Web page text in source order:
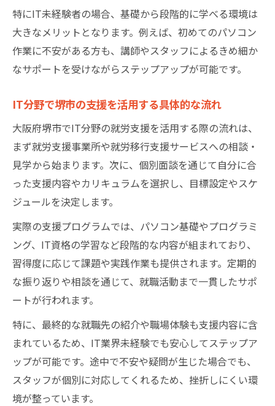
自分に合うIT就労支援の選び方ガイド
IT分野で合う就労支援事業所の見極め方
IT就職を目指す方のための支援プログラム
ITスキル向上に適した支援の選択ポイント
IT初心者が重視するべきサポート内容とは
IT就労支援の口コミや体験談を活かす方法
堺市のIT分野で安定就職を実現する鍵
IT分野で堺市の就労支援を活かす成功法則
IT就職後の定着率向上に役立つ支援とは
IT業界で長期就業を目指すための支援体制
IT未経験者が安定就職を実現するポイント
IT支援活用で堺市のキャリアが広がる理由
実践的なITスキルを身につける重要性
IT仕事現場で役立つ実践的スキルの習得方
法
IT分野の就労支援で身につくスキル一覧
ITパソコン作業を通じた就職力アップの秘
訣
特にIT未経験者の場合、基礎から段階的に学べる環境は
大きなメリットとなります。例えば、初めてのパソコン
作業に不安がある方も、講師やスタッフによるきめ細か
なサポートを受けながらステップアップが可能です。
IT分野で堺市の支援を活用する具体的な流れ
大阪府堺市でIT分野の就労支援を活用する際の流れは、
まず就労支援事業所や就労移行支援サービスへの相談・
見学から始まります。次に、個別面談を通じて自分に合
った支援内容やカリキュラムを選択し、目標設定やスケ
ジュールを決定します。
実際の支援プログラムでは、パソコン基礎やプログラミ
ング、IT資格の学習など段階的な内容が組まれており、
習得度に応じて課題や実践作業も提供されます。定期的
な振り返りや相談を通じて、就職活動まで一貫したサポ
ートが行われます。
特に、最終的な就職先の紹介や職場体験も支援内容に含
まれているため、IT業界未経験でも安心してステップア
ップが可能です。途中で不安や疑問が生じた場合でも、
スタッフが個別に対応してくれるため、挫折しにくい環
境が整っています。